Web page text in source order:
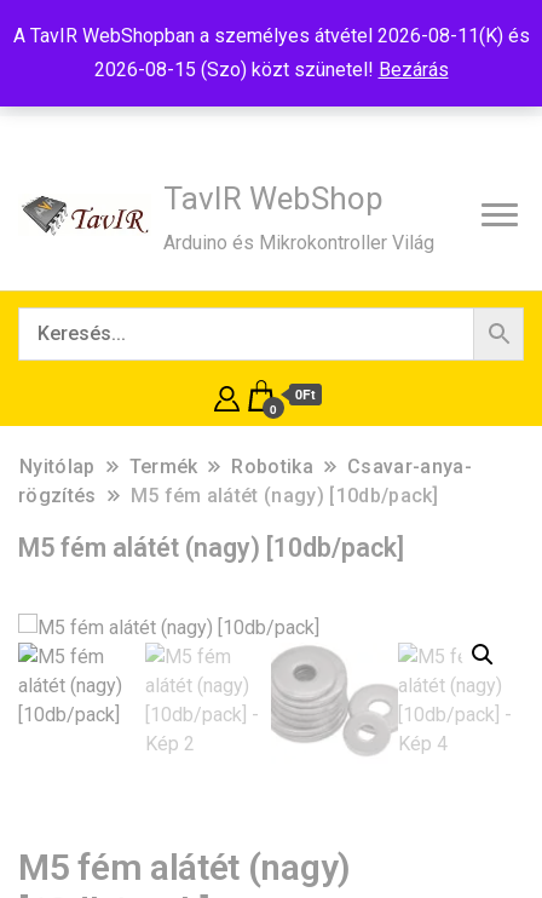
A TavIR WebShopban a személyes átvétel 2026-08-11(K) és
2026-08-15 (Szo) közt szünetel! Bezárás
TavIR WebShop
Arduino és Mikrokontroller Világ
0
0Ft
Nyitólap Termék Robotika
Csavar-anya-
rögzítés
M5 fém alátét (nagy) [10db/pack]
M5 fém alátét (nagy) [10db/pack]
M5 fém alátét (nagy)